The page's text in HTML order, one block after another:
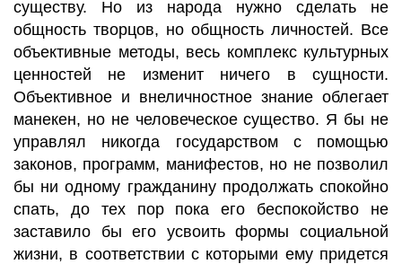
существу. Но из народа нужно сделать не
общность творцов, но общность личностей. Все
объективные методы, весь комплекс культурных
ценностей не изменит ничего в сущности.
Объективное и внеличностное знание облегает
манекен, но не человеческое существо. Я бы не
управлял никогда государством с помощью
законов, программ, манифестов, но не позволил
бы ни одному гражданину продолжать спокойно
спать, до тех пор пока его беспокойство не
заставило бы его усвоить формы социальной
жизни, в соответствии с которыми ему придется